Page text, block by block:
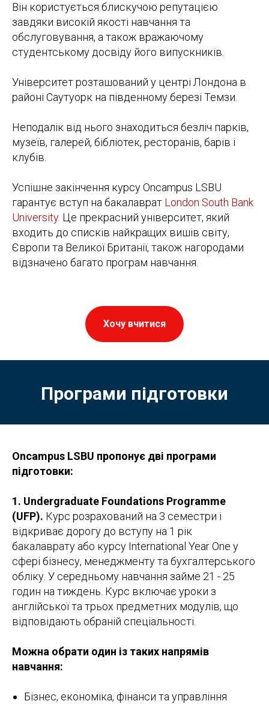
Він користується блискучою репутацією
завдяки високій якості навчання та
обслуговування, а також вражаючому
студентському досвіду його випускників.
Університет розташований у центрі Лондона в
районі Саутуорк на південному березі Темзи.
Неподалік від нього знаходиться безліч парків,
музеїв, галерей, бібліотек, ресторанів, барів і
клубів.
Успішне закінчення курсу Oncampus LSBU
гарантує вступ на бакалаврат London South Bank
University. Це прекрасний університет, який
входить до списків найкращих вишів світу,
Європи та Великої Британії, також нагородами
відзначено багато програм навчання.
Хочу вчитися
Програми підготовки
Oncampus LSBU пропонує дві програми
підготовки:
1. Undergraduate Foundations Programme
(UFP). Курс розрахований на 3 семестри і
відкриває дорогу до вступу на 1 рік
бакалаврату або курсу International Year One у
сфері бізнесу, менеджменту та бухгалтерського
обліку. У середньому навчання займе 21 - 25
годин на тиждень. Курс включає уроки з
англійської та трьох предметних модулів, що
відповідають обраній спеціальності.
Можна обрати один із таких напрямів
навчання:
Бізнес, економіка, фінанси та управління